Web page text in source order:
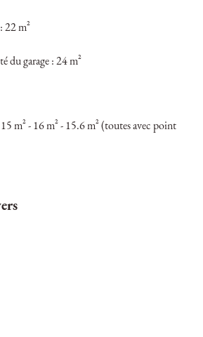
22 m²
du garage : 24 m²
m² - 16 m² - 15.6 m² (toutes avec point